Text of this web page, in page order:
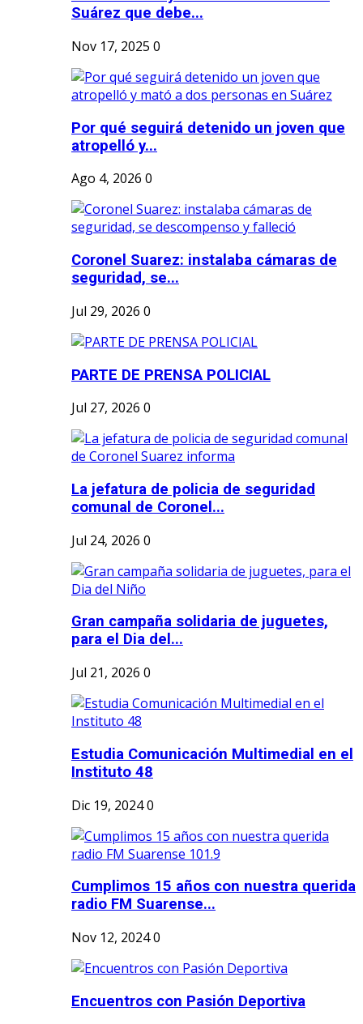
Suárez que debe...
Nov 17, 2025 0
Por qué seguirá detenido un joven que
atropelló y...
Ago 4, 2026 0
Coronel Suarez: instalaba cámaras de
seguridad, se...
Jul 29, 2026 0
PARTE DE PRENSA POLICIAL
Jul 27, 2026 0
La jefatura de policia de seguridad
comunal de Coronel...
Jul 24, 2026 0
Gran campaña solidaria de juguetes,
para el Dia del...
Jul 21, 2026 0
Estudia Comunicación Multimedial en el
Instituto 48
Dic 19, 20240
Cumplimos 15 años con nuestra querida
radio FM Suarense...
Nov 12, 20240
Encuentros con Pasión Deportiva